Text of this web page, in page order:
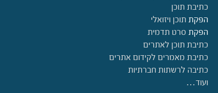
כתיבת תוכן
הפקת תוכן ויזואלי
הפקת סרט תדמית
כתיבת תוכן לאתרים
כתיבת מאמרים לקידום אתרים
כתיבה לרשתות חברתיות
ועוד…